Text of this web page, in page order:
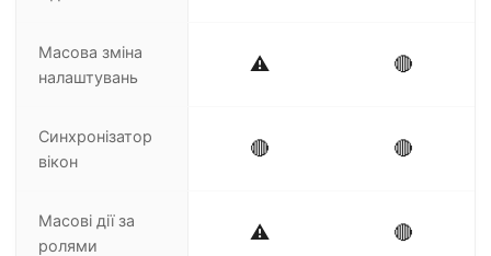
Масова зміна
налаштувань
⚠️ 🔴
Синхронізатор
вікон
🔴 🔴
Масові дії за
ролями
⚠️ 🔴